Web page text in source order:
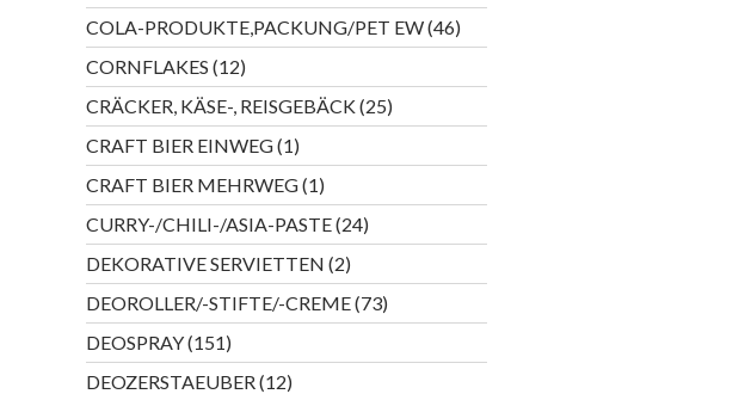
Produkte
COLA-PRODUKTE,PACKUNG/PET EW 4646
Produkte
CORNFLAKES 1212
Produkte
CRÄCKER, KÄSE-, REISGEBÄCK 2525
Produkte
CRAFT BIER EINWEG 11
Produkt
CRAFT BIER MEHRWEG 11
Produkt
CURRY-/CHILI-/ASIA-PASTE 2424
Produkte
DEKORATIVE SERVIETTEN 22
Produkte
DEOROLLER/-STIFTE/-CREME 7373
Produkte
DEOSPRAY 151151
Produkte
DEOZERSTAEUBER 1212